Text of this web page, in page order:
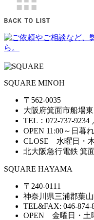
SQUARE MINOH
〒562-0035
大阪府箕面市船場東
TEL：072-737-9234
OPEN 11:00～日暮
CLOSE 水曜日・
北大阪急行電鉄 箕
SQUARE HAYAMA
〒240-0111
神奈川県三浦郡葉
TEL&FAX: 046-874-
OPEN 金曜日・土